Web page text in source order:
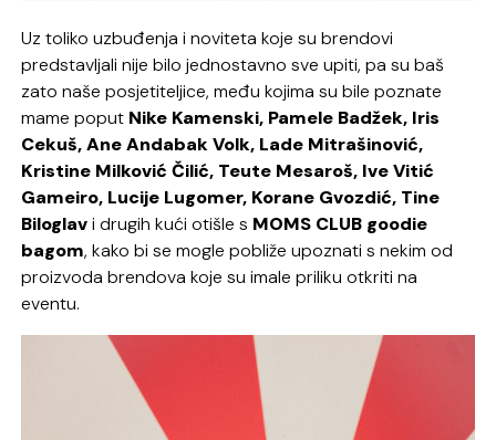
Uz toliko uzbuđenja i noviteta koje su brendovi
predstavljali nije bilo jednostavno sve upiti, pa su baš
zato naše posjetiteljice, među kojima su bile poznate
mame poput Nike Kamenski, Pamele Badžek, Iris
Cekuš, Ane Andabak Volk, Lade Mitrašinović,
Kristine Milković Čilić, Teute Mesaroš, Ive Vitić
Gameiro, Lucije Lugomer, Korane Gvozdić, Tine
Biloglavi drugih kući otišle s MOMS CLUB goodie
bagom, kako bi se mogle pobliže upoznati s nekim od
proizvoda brendova koje su imale priliku otkriti na
eventu.